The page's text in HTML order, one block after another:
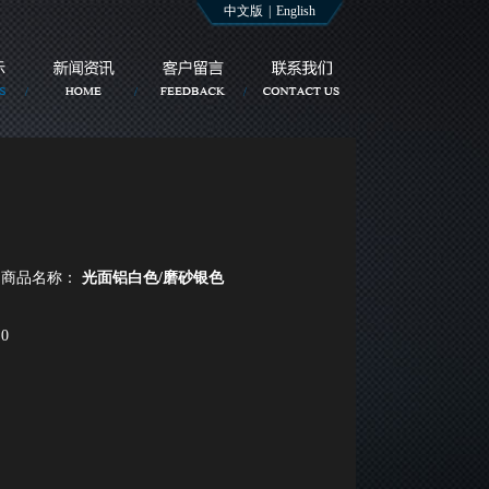
中文版 English
商品名称： 光面铝白色/磨砂银色
0